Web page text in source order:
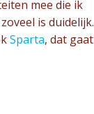
mee die ik
is duidelijk.
Sparta, dat gaat